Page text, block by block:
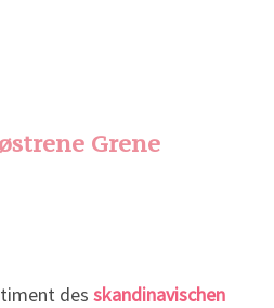
Grene
des skandinavischen